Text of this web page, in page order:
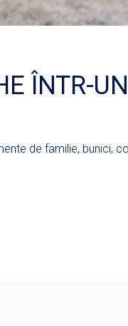
ÎNTR-
de familie, bunici,